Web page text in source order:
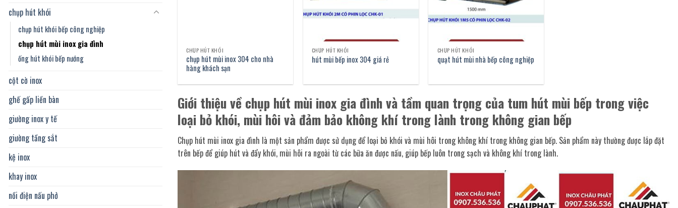
chụp hút khói
chụp hút khói bếp công nghiệp
chụp hút mùi inox gia đình
ống hút khói bếp nướng
cột cờ inox
ghế gấp liền bàn
giường inox y tế
giường tầng sắt
kệ inox
khay inox
nồi điện nấu phở
CHỤP HÚT KHÓI
chụp hút mùi inox 304 cho nhà
hàng khách sạn
CHỤP HÚT KHÓI
hút mùi bếp inox 304 giá rẻ
CHỤP HÚT KHÓI
quạt hút mùi nhà bếp công nghiệp
Giới thiệu về chụp hút mùi inox gia đình và tầm quan trọng của tum hút mùi bếp trong việc
loại bỏ khói, mùi hôi và đảm bảo không khí trong lành trong không gian bếp
Chụp hút mùi inox gia đình là một sản phẩm được sử dụng để loại bỏ khói và mùi hôi trong không khí trong không gian bếp. Sản phẩm này thường được lắp đặt
trên bếp để giúp hút và đẩy khói, mùi hôi ra ngoài từ các bữa ăn được nấu, giúp bếp luôn trong sạch và không khí trong lành.